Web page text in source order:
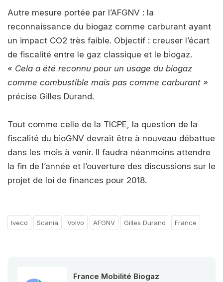
Autre mesure portée par l’AFGNV : la
reconnaissance du biogaz comme carburant ayant
un impact CO2 très faible. Objectif : creuser l’écart
de fiscalité entre le gaz classique et le biogaz.
« Cela a été reconnu pour un usage du biogaz
comme combustible mais pas comme carburant »
précise Gilles Durand.
Tout comme celle de la TICPE, la question de la
fiscalité du bioGNV devrait être à nouveau débattue
dans les mois à venir. Il faudra néanmoins attendre
la fin de l’année et l’ouverture des discussions sur le
projet de loi de finances pour 2018.
Iveco Scania Volvo AFGNV Gilles Durand France
France Mobilité Biogaz